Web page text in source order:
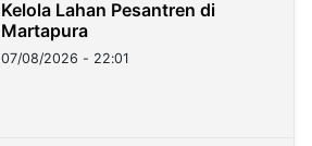
Kelola Lahan Pesantren di
Martapura
07/08/2026 - 22:01